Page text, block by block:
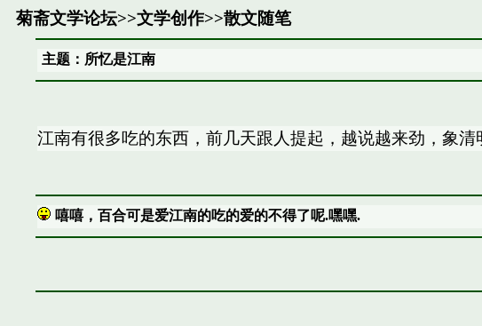
菊斋文学论坛>>文学创作>>散文随笔
主题：所忆是江南
江南有很多吃的东西，前几天跟人提起，越说越来劲，象
嘻嘻，百合可是爱江南的吃的爱的不得了呢.嘿嘿.